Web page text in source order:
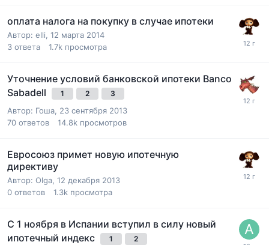
оплата налога на покупку в случае ипотеки
Автор: elli, 12 марта 2014
3 ответа 1.7k просмотра
Уточнение условий банковской ипотеки Banco
Sabadell
1 2 3
Автор: Гоша, 23 сентября 2013
70 ответов 14.8k просмотров
Евросоюз примет новую ипотечную
директиву
Автор: Olga, 12 декабря 2013
0 ответов 1.3k просмотра
С 1 ноября в Испании вступил в силу новый
ипотечный индекс
1 2